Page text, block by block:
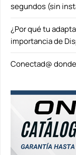
segundos (sin
¿Por qué tu
importancia de
Conectad@